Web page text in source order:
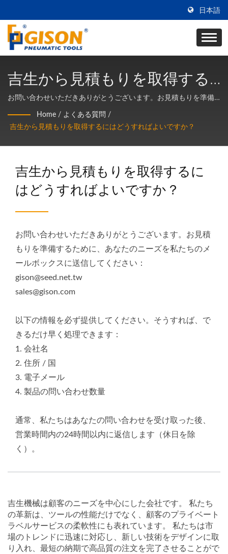
日本語
吉生から見積もりを取得する
にはどうすればよいですか？
お問い合わせいただきありがとうございます。お見積もりを準備
するために、あなたのニーズを私たちのメールボックスに送信し
てください： gison@seed.net.tw sales@gison.com 以下の情報
を必ず提供してください。そうすれば、できるだけ早く処理でき
ます： 1. 会社名 2. 住所 / 国 3. 電子メール 4. 製品の問い合わせ数
内の24時間以内に返信します（休日を除く）。
Home / よくある質問 /
吉生から見積もりを取得するにはどうすればよいですか？
吉生から見積もりを取得するに
はどうすればよいですか？
お問い合わせいただきありがとうございます。お見積
もりを準備するために、あなたのニーズを私たちのメ
ールボックスに送信してください：
gison@seed.net.tw
sales@gison.com
以下の情報を必ず提供してください。そうすれば、で
きるだけ早く処理できます：
1. 会社名
2. 住所 / 国
3. 電子メール
4. 製品の問い合わせ数量
通常、私たちはあなたの問い合わせを受け取った後、
営業時間内の24時間以内に返信します（休日を除
く）。
吉生機械は顧客のニーズを中心にした会社です。 私たち
の革新は、ツールの性能だけでなく、顧客のプライベート
ラベルサービスの柔軟性にも表れています。 私たちは市
場のトレンドに迅速に対応し、新しい技術をデザインに取
り入れ、最短の納期で高品質の注文を完了させることがで